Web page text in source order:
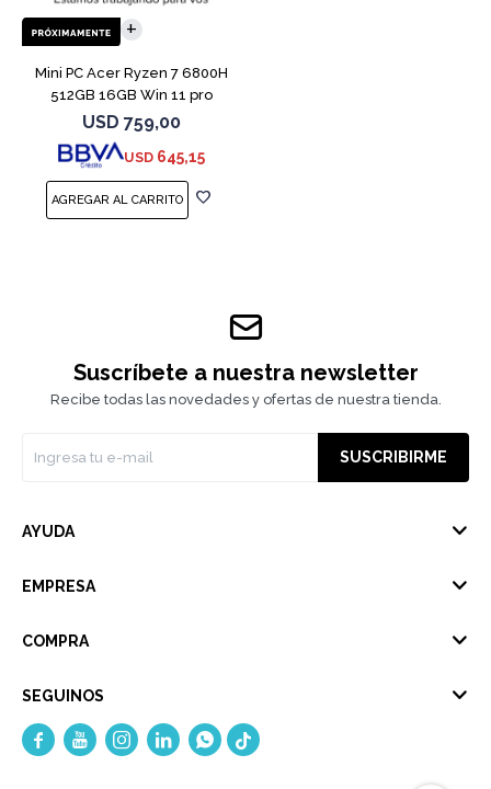
Mini PC Acer Ryzen 7 6800H
512GB 16GB Win 11 pro
USD 759,00
USD 645,15
Suscríbete a nuestra newsletter
Recibe todas las novedades y ofertas de nuestra tienda.
SUSCRIBIRME
AYUDA
EMPRESA
COMPRA
SEGUINOS
    